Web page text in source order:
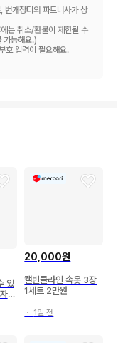
번개장터의 파트너사가 상
는 취소/환불이 제한될 수
가능해요.)
호 입력이 필요해요.
있
20,000원
캘빈클라인 속옷 3장
1세트 2만원
・ 1일 전